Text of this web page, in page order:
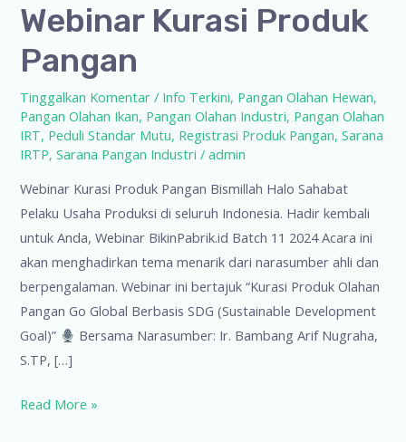
Webinar Kurasi Produk
Pangan
Tinggalkan Komentar / Info Terkini, Pangan Olahan Hewan,
Pangan Olahan Ikan, Pangan Olahan Industri, Pangan Olahan
IRT, Peduli Standar Mutu, Registrasi Produk Pangan,Sarana
IRTP,Sarana Pangan Industri /admin
Webinar Kurasi Produk Pangan Bismillah Halo Sahabat
Pelaku Usaha Produksi di seluruh Indonesia. Hadir kembali
untuk Anda, Webinar BikinPabrik.id Batch 11 2024 Acara ini
akan menghadirkan tema menarik dari narasumber ahli dan
berpengalaman. Webinar ini bertajuk “Kurasi Produk Olahan
Pangan Go Global Berbasis SDG (Sustainable Development
Goal)”
Bersama Narasumber: Ir. Bambang Arif Nugraha,
S.TP, […]
Webinar
Read More »